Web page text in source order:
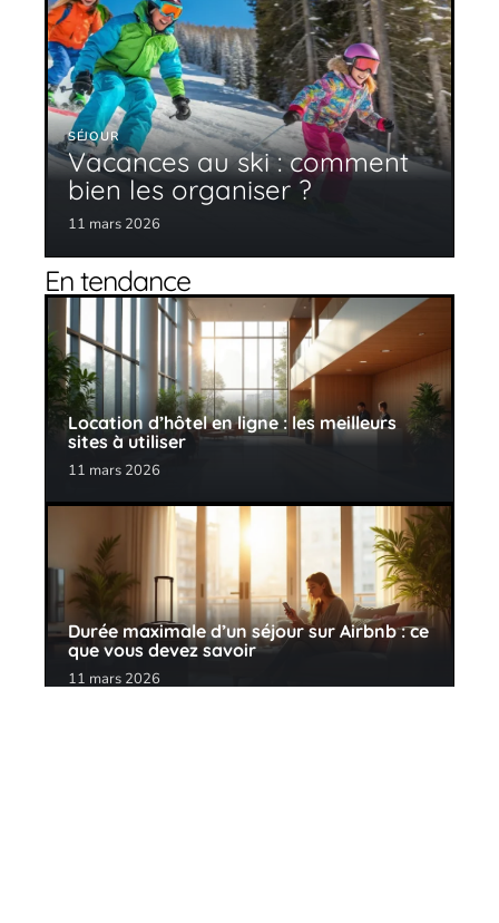
SÉJOUR
Vacances au ski : comment
bien les organiser ?
11 mars 2026
En tendance
Location d’hôtel en ligne : les meilleurs
sites à utiliser
11 mars 2026
Durée maximale d’un séjour sur Airbnb : ce
que vous devez savoir
11 mars 2026